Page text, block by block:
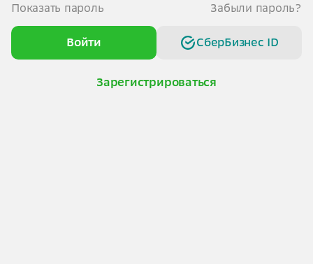
Показать пароль Забыли пароль?
Войти СберБизнес ID
Зарегистрироваться